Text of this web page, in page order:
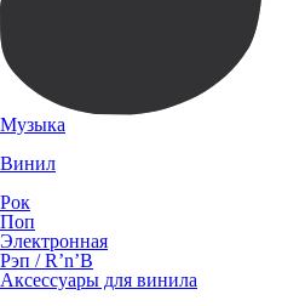
Музыка
Винил
Рок
Поп
Электронная
Рэп / R’n’B
Аксессуары для винила